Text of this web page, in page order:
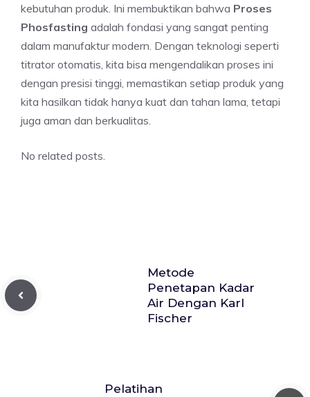
kebutuhan produk. Ini membuktikan bahwa Proses
Phosfasting adalah fondasi yang sangat penting
dalam manufaktur modern. Dengan teknologi seperti
titrator otomatis, kita bisa mengendalikan proses ini
dengan presisi tinggi, memastikan setiap produk yang
kita hasilkan tidak hanya kuat dan tahan lama, tetapi
juga aman dan berkualitas.
No related posts.
Metode
Penetapan Kadar
Air Dengan Karl
Fischer
Pelatihan